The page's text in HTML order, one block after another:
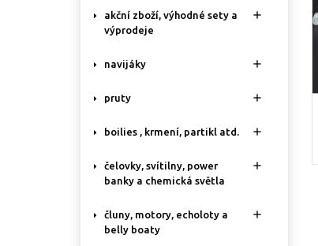
akční zboží, výhodné sety a
výprodeje

navijáky 
pruty 
boilies , krmení, partikl atd. 
čelovky, svítilny, power
banky a chemická světla

čluny, motory, echoloty a
belly boaty
